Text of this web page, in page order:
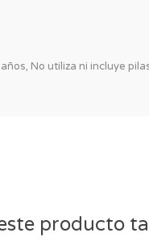
No utiliza ni incluye
producto